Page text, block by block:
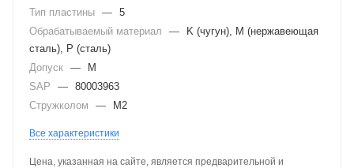
Тип пластины — 5
Обрабатываемый материал
—
K (чугун), M (нержавеющая
сталь), P (сталь)
Допуск —
M
SAP
— 80003963
Стружколом
— M2
Все характеристики
Цена, указанная на сайте, является предварительной и